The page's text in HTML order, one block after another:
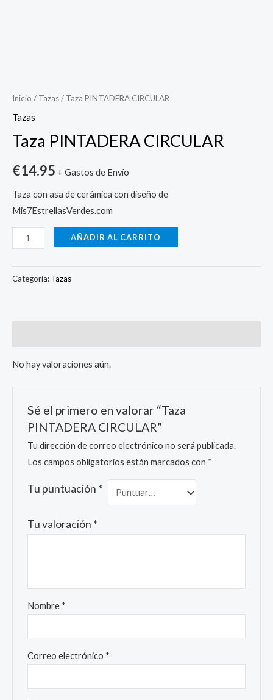
Inicio / Tazas/ Taza PINTADERA CIRCULAR
Tazas
Taza PINTADERA CIRCULAR
€14.95 + Gastos de Envío
Taza con asa de cerámica con diseño de
Mis7EstrellasVerdes.com
CIRCULAR
cantidad
AÑADIR AL CARRITO
Categoría: Tazas
No hay valoraciones aún.
Sé el primero en valorar “Taza
PINTADERA CIRCULAR”
Tu dirección de correo electrónico no será publicada.
Los campos obligatorios están marcados con *
Tu puntuación *
Tu valoración *
Nombre *
Correo electrónico *